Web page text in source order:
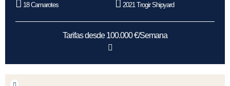
18 Camarotes 2021 Trogir Shipyard
Tarifas desde 100.000 €/Semana